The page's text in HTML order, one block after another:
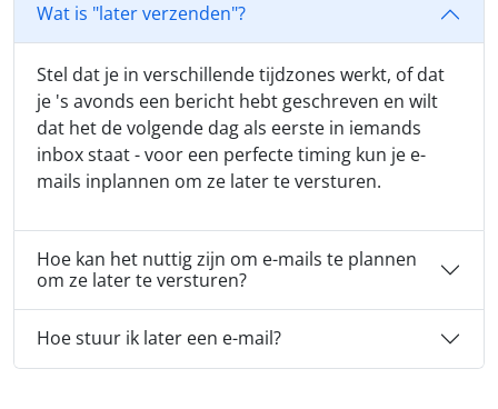
Wat is "later verzenden"?
Stel dat je in verschillende tijdzones werkt, of dat
je 's avonds een bericht hebt geschreven en wilt
dat het de volgende dag als eerste in iemands
inbox staat - voor een perfecte timing kun je e-
mails inplannen om ze later te versturen.
Hoe kan het nuttig zijn om e-mails te plannen
om ze later te versturen?
Hoe stuur ik later een e-mail?